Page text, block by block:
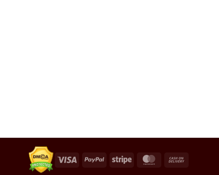
Visa PayPal Stripe MasterCard